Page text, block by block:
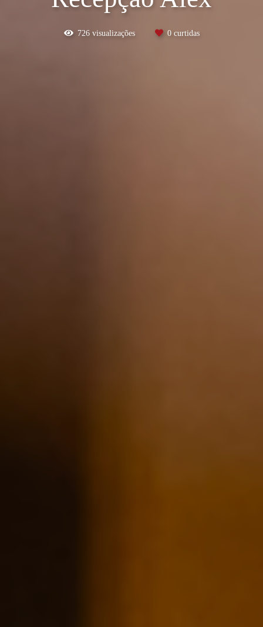
726visualizações 0curtidas